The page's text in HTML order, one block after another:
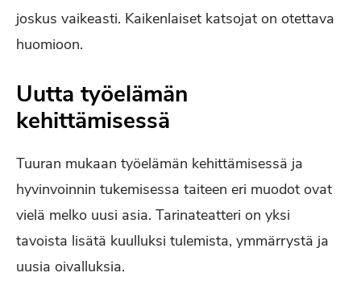
joskus vaikeasti. Kaikenlaiset katsojat on otettava
huomioon.
Uutta työelämän
kehittämisessä
Tuuran mukaan työelämän kehittämisessä ja
hyvinvoinnin tukemisessa taiteen eri muodot ovat
vielä melko uusi asia. Tarinateatteri on yksi
tavoista lisätä kuulluksi tulemista, ymmärrystä ja
uusia oivalluksia.